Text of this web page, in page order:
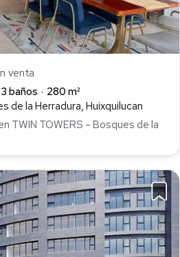
venta
3 baños
280 m²
de la Herradura, Huixquilucan
TWIN TOWERS – Bosques de la